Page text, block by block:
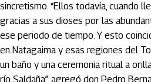
sincretismo. “Ellos todavía, cuando
gracias a sus dioses por las
ese periodo de tiempo. Y esto
en Natagaima y esas regiones del
un baño y una ceremonia ritual a
río Saldaña”, agregó don Pedro